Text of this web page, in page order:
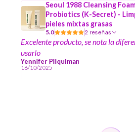
Seoul 1988 Cleansing
Probiotics (K-Secret) -
pieles mixtas grasas
5.0 2 reseñas
Excelente producto, se nota la
usarlo
Yennifer Pilquiman
16/10/2025